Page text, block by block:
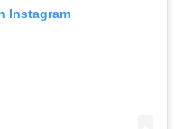
Instagram